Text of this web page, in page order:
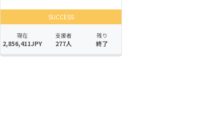
SUCCESS
現在
2,856,411JPY
支援者
277人
残り
終了